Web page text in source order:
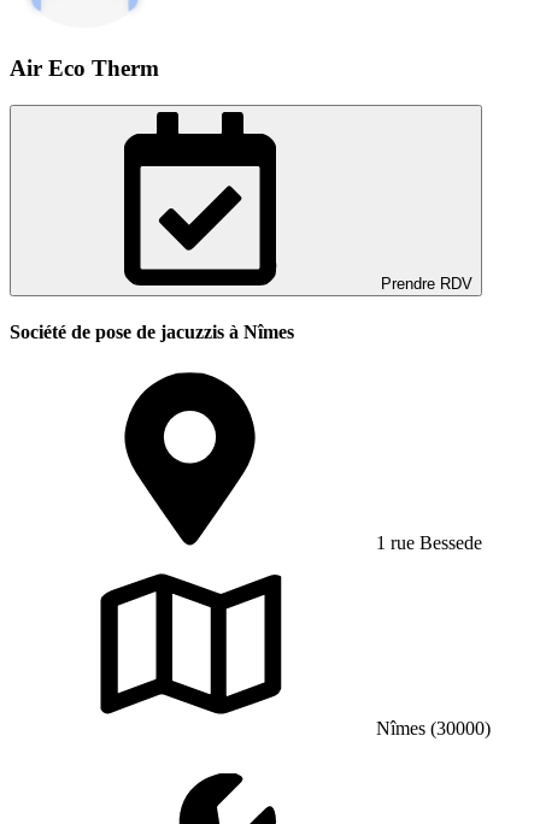
Air Eco Therm
Prendre RDV
Société de pose de jacuzzis à Nîmes
1 rue Bessede
Nîmes (30000)